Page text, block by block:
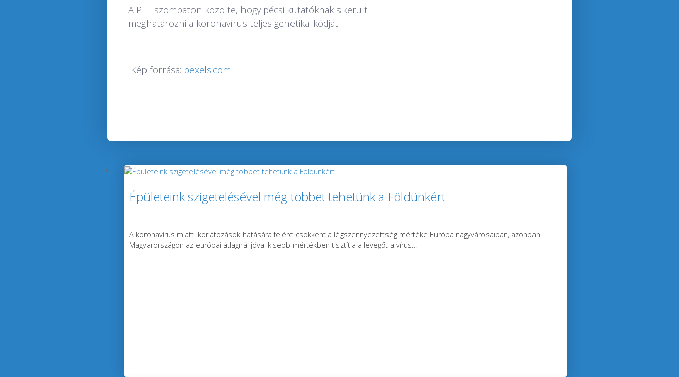
A PTE szombaton közölte, hogy pécsi kutatóknak sikerült
meghatározni a koronavírus teljes genetikai kódját.
Kép forrása: pexels.com
Épületeink szigetelésével még többet tehetünk a Földünkért
A koronavírus miatti korlátozások hatására felére csökkent a légszennyezettség mértéke Európa nagyvárosaiban, azonban
Magyarországon az európai átlagnál jóval kisebb mértékben tisztítja a levegőt a vírus